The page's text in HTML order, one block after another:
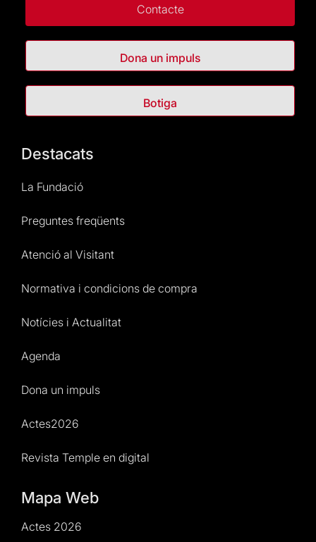
Contacte
Dona un impuls
Botiga
Destacats
La Fundació
Preguntes freqüents
Atenció al Visitant
Normativa i condicions de compra
Notícies i Actualitat
Agenda
Dona un impuls
Actes2026
Revista Temple en digital
Mapa Web
Actes 2026